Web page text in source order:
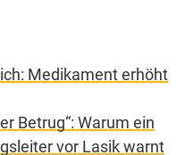
Medikament erhöht
Betrug“: Warum ein
vor Lasik warnt